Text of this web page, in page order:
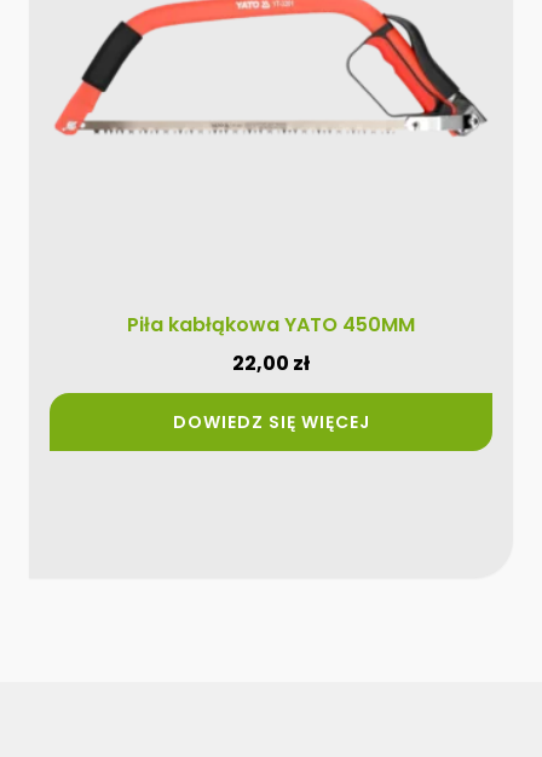
Piła kabłąkowa YATO 450MM
22,00 zł
DOWIEDZ SIĘ WIĘCEJ